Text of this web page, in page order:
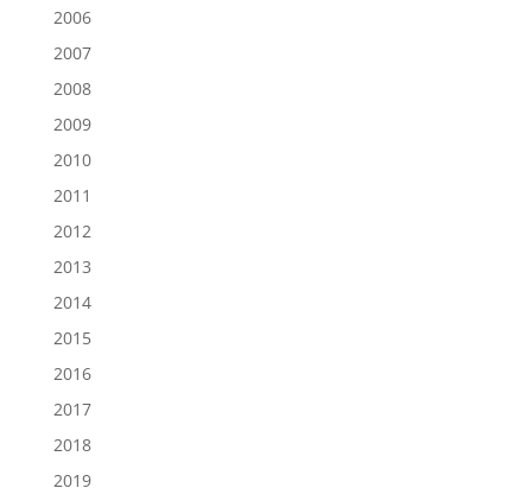
2006
2007
2008
2009
2010
2011
2012
2013
2014
2015
2016
2017
2018
2019